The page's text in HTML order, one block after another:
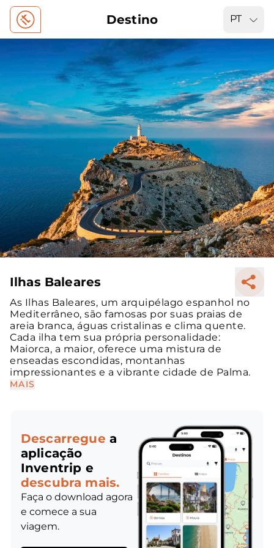
Destino PT
Ilhas Baleares
As Ilhas Baleares, um arquipélago espanhol no
Mediterrâneo, são famosas por suas praias de
areia branca, águas cristalinas e clima quente.
Cada ilha tem sua própria personalidade:
Maiorca, a maior, oferece uma mistura de
enseadas escondidas, montanhas
impressionantes e a vibrante cidade de Palma.
MAIS
Descarregue a
aplicação
Inventrip e
descubra mais.
Faça o download agora
e comece a sua
viagem.